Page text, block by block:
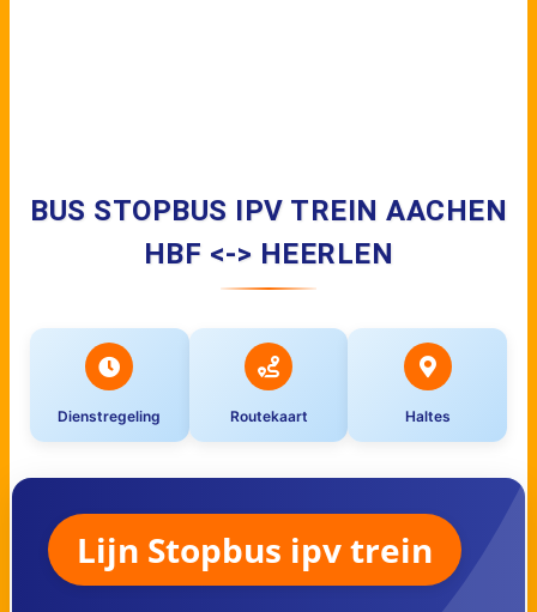
BUS STOPBUS IPV TREIN AACHEN
HBF <-> HEERLEN
Dienstregeling Routekaart Haltes
Lijn Stopbus ipv trein